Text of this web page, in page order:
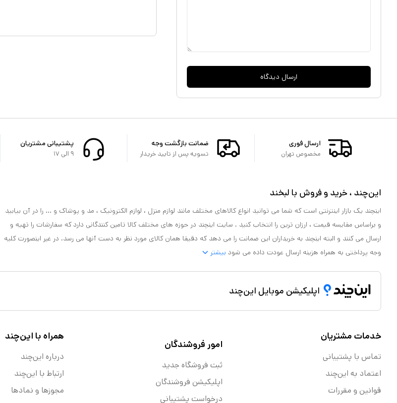
ارسال دیدگاه
ارسال فوری
مخصوص تهران
ضمانت بازگشت وجه
تسویه پس از تایید خریدار
پشتیبانی مشتریان
۹ الی ۱۷
این‌چند ، خرید و فروش با لبخند
اینچند یک بازار اینترنتی است که شما می توانید انواع کالاهای مختلف مانند لوازم منزل ، لوازم الکترونیک ، مد و پوشاک و ... را در آن بیابید
و براساس مقایسه قیمت ، ارزان ترین را انتخاب کنید . سایت اینچند در حوزه های مختلف کالا تامین کنندگانی دارد که سفارشات را تهیه و
ارسال می کنند و البته اینچند به خریداران این ضمانت را می دهد که دقیقا همان کالای مورد نظر به دست آنها می رسد. در غیر اینصورت کلیه
وجه پرداختی به همراه هزینه ارسال عودت داده می شود بیشتر
اپلیکیشن موبایل این‌چند
خدمات مشتریان
تماس با پشتیبانی
اعتماد به این‌چند
قوانین و مقررات
امور فروشندگان
ثبت فروشگاه جدید
اپلیکیشن فروشندگان
درخواست پشتیبانی
همراه با این‌چند
درباره این‌چند
ارتباط با این‌چند
مجوزها و نماد‌ها